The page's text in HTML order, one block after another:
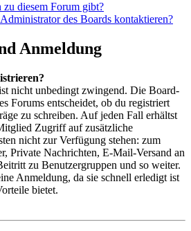
diesem Forum gibt?
des Boards kontaktieren?
Anmeldung
nicht unbedingt zwingend. Die Board-
Forums entscheidet, ob du registriert
zu schreiben. Auf jeden Fall erhältst
Zugriff auf zusätzliche
nicht zur Verfügung stehen: zum
Private Nachrichten, E-Mail-Versand an
zu Benutzergruppen und so weiter.
Anmeldung, da sie schnell erledigt ist
bietet.